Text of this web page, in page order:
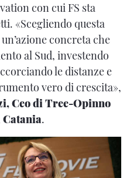
con cui FS sta
«Scegliendo questa
concreta che
al Sud, investendo
le distanze e
vero di crescita»,
Ceo di Tree-Opinno
.